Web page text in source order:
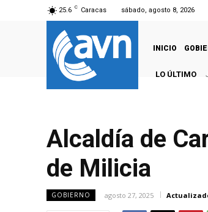
25.6 C Caracas sábado, agosto 8, 2026
INICIO
LO ÚLTIMO
Alcaldía de
de Milicia
GOBIERNO agosto 27, 2025